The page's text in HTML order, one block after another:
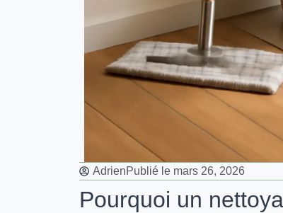
AdrienPublié le mars 26, 2026
Pourquoi un